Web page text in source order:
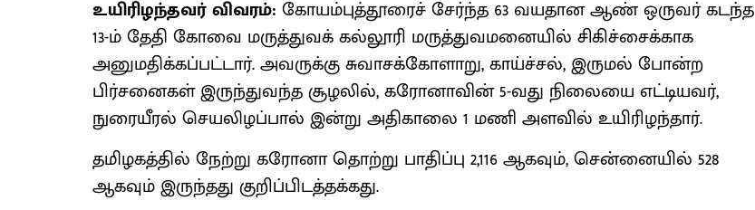
உயிரிழந்தவர் விவரம்: கோயம்புத்தூரைச் சேர்ந்த 63 வயதான ஆண் ஒருவர் கடந்த
13-ம் தேதி கோவை மருத்துவக் கல்லூரி மருத்துவமனையில் சிகிச்சைக்காக
அனுமதிக்கப்பட்டார். அவருக்கு சுவாசக்கோளாறு, காய்ச்சல், இருமல் போன்ற
பிர்சனைகள் இருந்துவந்த சூழலில், கரோனாவின் 5-வது நிலையை எட்டியவர்,
நுரையீரல் செயலிழப்பால் இன்று அதிகாலை 1 மணி அளவில் உயிரிழந்தார்.
தமிழகத்தில் நேற்று கரோனா தொற்று பாதிப்பு 2,116 ஆகவும், சென்னையில் 528
ஆகவும் இருந்தது குறிப்பிடத்தக்கது.